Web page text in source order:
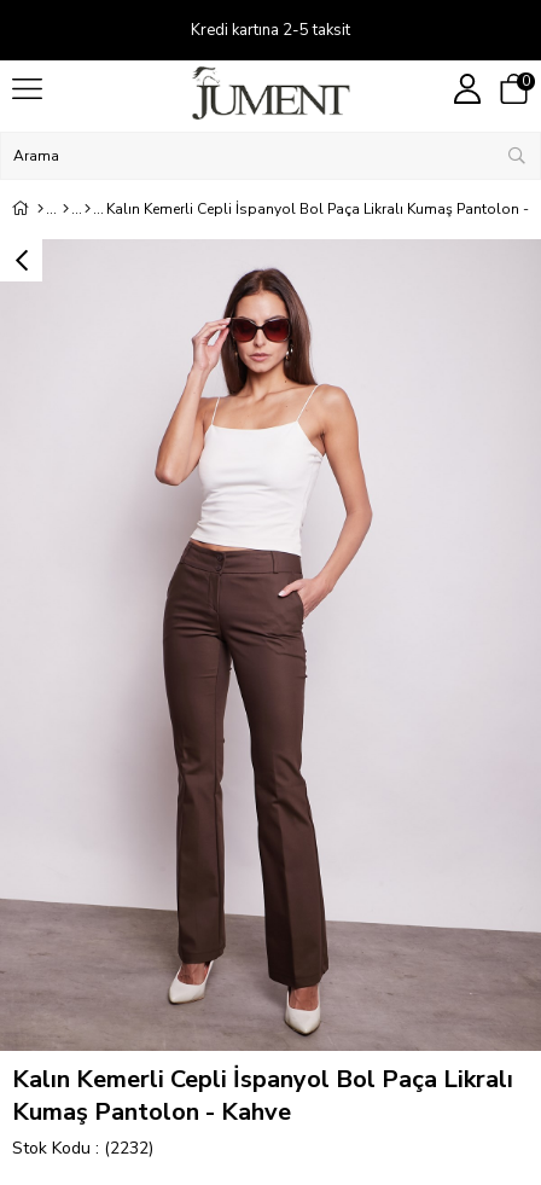
Kredi kartına 2-5 taksit
0
Kalın Kemerli Cepli İspanyol Bol Paça Likralı Kumaş Pantolon -
Kalın Kemerli Cepli İspanyol Bol Paça Likralı
Kumaş Pantolon - Kahve
Stok Kodu (2232)